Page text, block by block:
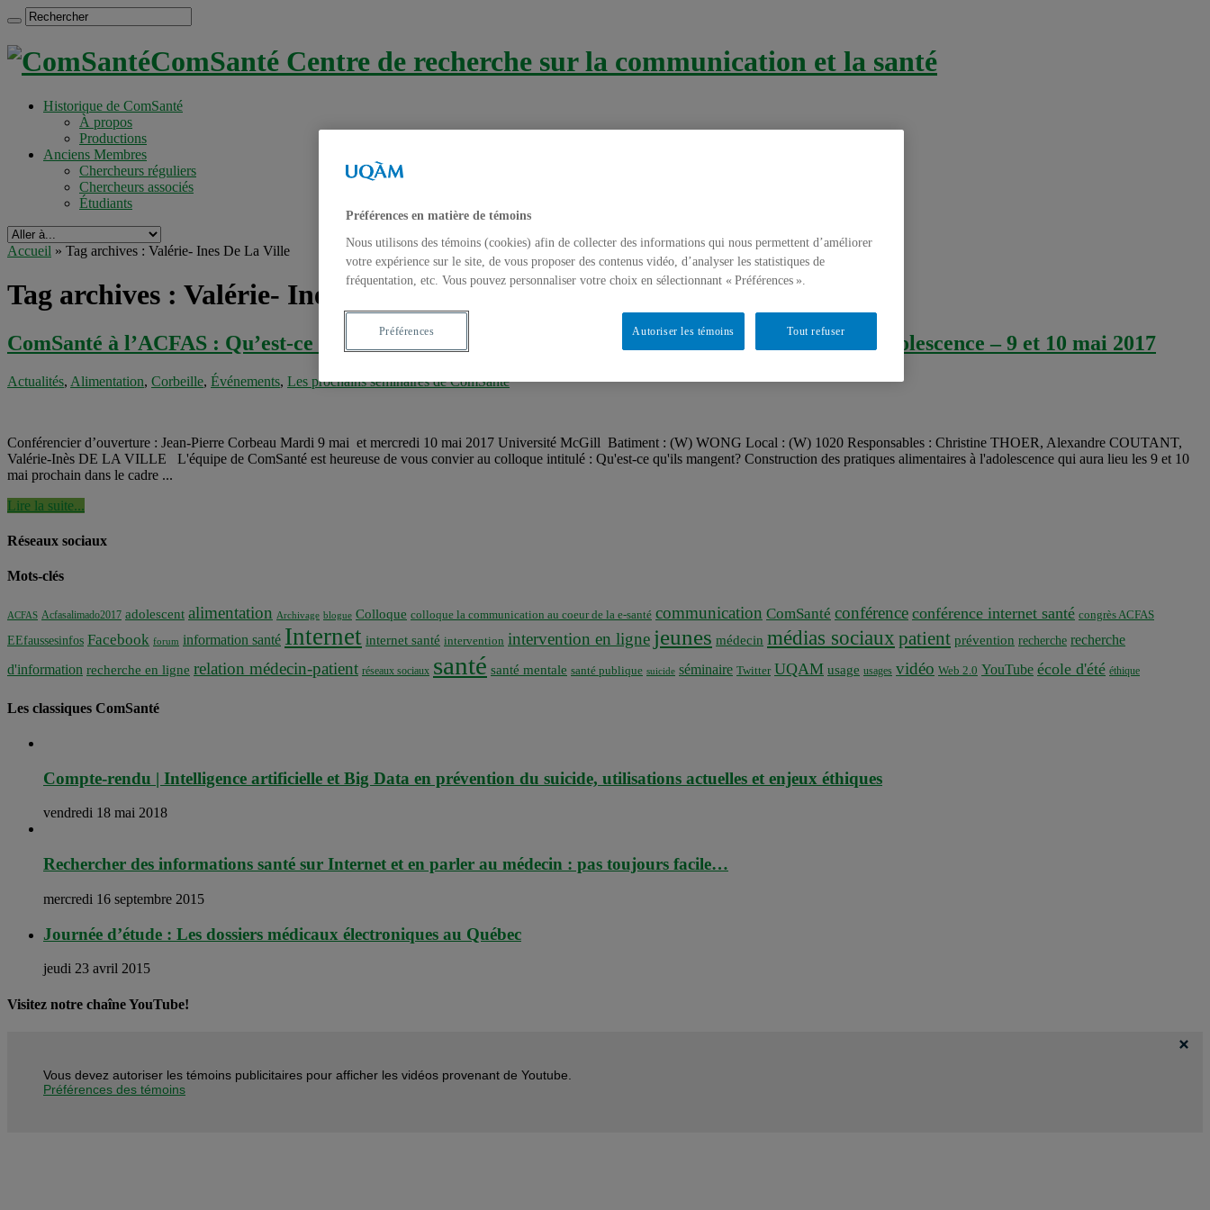
ComSanté Centre de recherche sur la communication et la santé
Historique de ComSanté
À propos
Productions
Anciens Membres
Chercheurs réguliers
Chercheurs associés
Étudiants
Accueil » Tag archives : Valérie- Ines De La Ville
Tag archives : Valérie- Ines De La Ville
ComSanté à l’ACFAS : Qu’est-ce qu’ils mangent? Construction des pratiques alimentaires à l’adolescence – 9 et 10 mai 2017
Actualités, Alimentation, Corbeille, Événements, Les prochains séminaires de ComSanté
Conférencier d’ouverture : Jean-Pierre Corbeau Mardi 9 mai et mercredi 10 mai 2017 Université McGill Batiment : (W) WONG Local : (W) 1020 Responsables : Christine THOER, Alexandre COUTANT,
Valérie-Inès DE LA VILLE L'équipe de ComSanté est heureuse de vous convier au colloque intitulé : Qu'est-ce qu'ils mangent? Construction des pratiques alimentaires à l'adolescence qui aura lieu les 9 et 10
mai prochain dans le cadre ...
Lire la suite...
Réseaux sociaux
Mots-clés
ACFAS Acfasalimado2017 adolescent alimentation Archivage blogue Colloque colloque la communication au coeur de la e-santé communication ComSanté conférence conférence internet santé congrès ACFAS
EEfaussesinfos Facebook forum information santé Internet internet santé intervention intervention en ligne jeunes médecin médias sociaux patient prévention recherche recherche
d'information recherche en ligne relation médecin-patient réseaux sociaux santé santé mentale santé publique suicide séminaire Twitter UQAM usage usages vidéo Web 2.0 YouTube école d'été éthique
Les classiques ComSanté
Compte-rendu | Intelligence artificielle et Big Data en prévention du suicide, utilisations actuelles et enjeux éthiques
vendredi 18 mai 2018
Rechercher des informations santé sur Internet et en parler au médecin : pas toujours facile…
mercredi 16 septembre 2015
Journée d’étude : Les dossiers médicaux électroniques au Québec
jeudi 23 avril 2015
Visitez notre chaîne YouTube!
Vous devez autoriser les témoins publicitaires pour afficher les vidéos provenant de Youtube.
Préférences des témoins
Préférences en matière de témoins
Nous utilisons des témoins (cookies) afin de collecter des informations qui nous permettent d’améliorer
votre expérience sur le site, de vous proposer des contenus vidéo, d’analyser les statistiques de
fréquentation, etc. Vous pouvez personnaliser votre choix en sélectionnant « Préférences ».
Tout refuser
Autoriser les témoins
Préférences